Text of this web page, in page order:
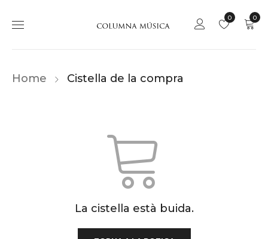
0
0
Home Cistella de la compra
La cistella està buida.